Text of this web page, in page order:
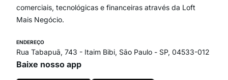
comerciais, tecnológicas e financeiras através da Loft
Mais Negócio.
ENDEREÇO
Rua Tabapuã, 743 - Itaim Bibi, São Paulo - SP, 04533-012
Baixe nosso app